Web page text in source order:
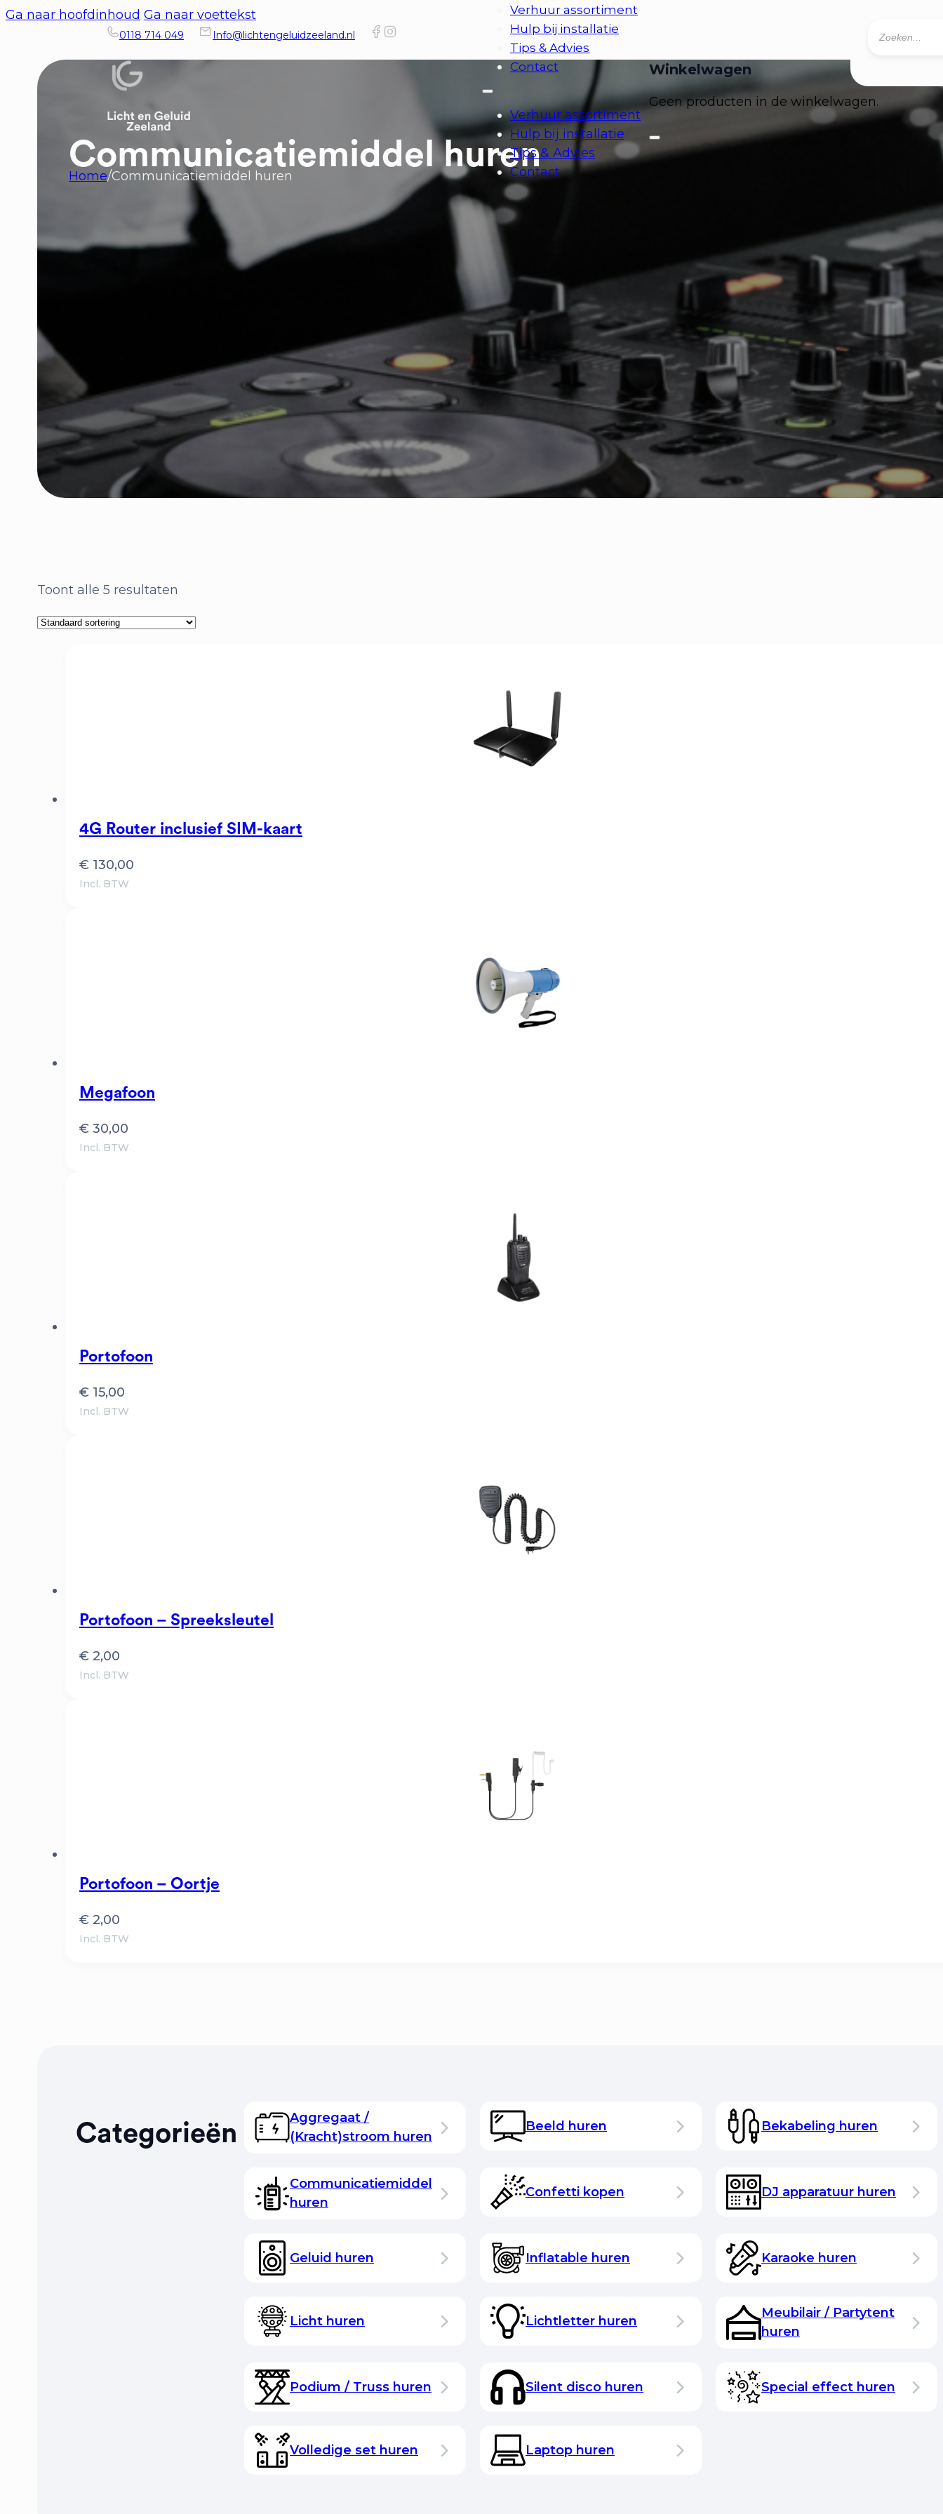
Ga naar hoofdinhoud Ga naar voettekst
0118 714 049 Info@lichtengeluidzeeland.nl
Verhuur assortiment
Hulp bij installatie
Tips & Advies
Contact
Verhuur assortiment
Hulp bij installatie
Tips & Advies
Contact
Geen producten in de winkelwagen.
zoeken
Communicatiemiddel huren
Home/Communicatiemiddel huren
Toont alle 5 resultaten
4G Router inclusief SIM-kaart
€ 130,00
Incl. BTW
Megafoon
€ 30,00
Incl. BTW
Portofoon
€ 15,00
Incl. BTW
Portofoon – Spreeksleutel
€ 2,00
Incl. BTW
Portofoon – Oortje
€ 2,00
Incl. BTW
Categorieën
Aggregaat /
(Kracht)stroom huren
Beeld huren Bekabeling huren
Communicatiemiddel
huren
Confetti kopen DJ apparatuur huren
Geluid huren Inflatable huren Karaoke huren
Licht huren Lichtletter huren
Meubilair / Partytent
huren
Podium / Truss huren Silent disco huren Special effect huren
Volledige set huren Laptop huren